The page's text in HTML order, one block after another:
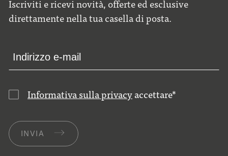
Iscriviti e ricevi novità, offerte ed esclusive
direttamente nella tua casella di posta.
Informativa sulla privacy accettare*
INVIA